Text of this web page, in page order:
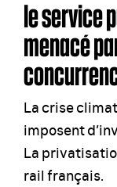
le service
menacé
La crise
imposent
La
rail français.